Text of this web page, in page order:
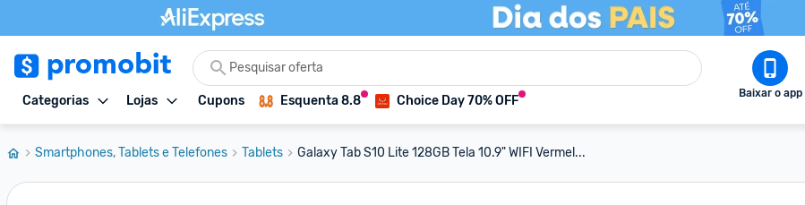
Categorias Lojas Cupons Esquenta 8.8 Choice Day 70% OFF Baixar o app
Smartphones, Tablets e Telefones Tablets Galaxy Tab S10 Lite 128GB Tela 10.9" WIFI Vermel...